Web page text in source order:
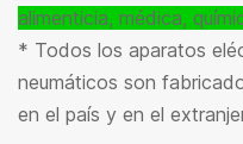
alimenticia, médica,
* Todos los aparatos
neumáticos son
en el país y en el